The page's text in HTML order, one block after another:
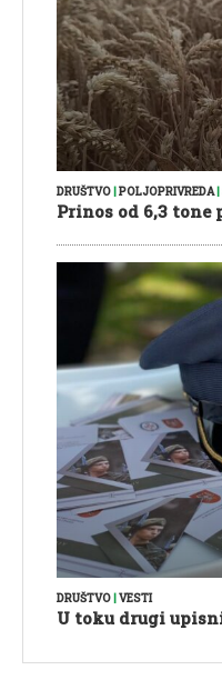
DRUŠTVO POLJOPRIVREDA|
Prinos od 6,3 tone
DRUŠTVO|VESTI
U toku drugi